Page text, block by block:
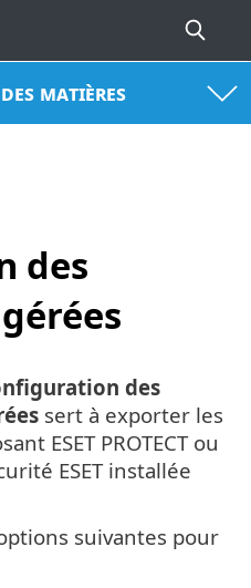
des matières
des
des
sert à exporter les
ESET PROTECT ou
ESET installée
suivantes pour